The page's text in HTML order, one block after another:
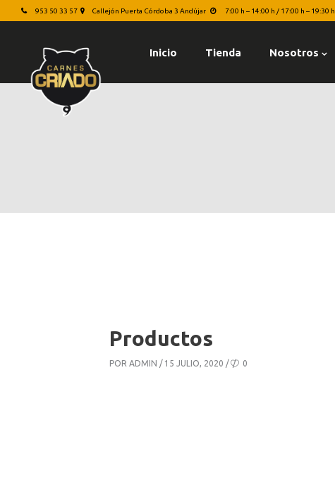
953 50 33 57 Callejón Puerta Córdoba 3 Andújar 7:00 h – 14:00 h / 17:00 h – 19:30 h
Inicio Tienda Nosotros
Productos
POR ADMIN 15 JULIO, 2020 0